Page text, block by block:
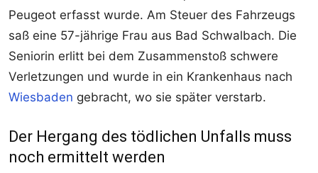
Peugeot erfasst wurde. Am Steuer des Fahrzeugs
saß eine 57-jährige Frau aus Bad Schwalbach. Die
Seniorin erlitt bei dem Zusammenstoß schwere
Verletzungen und wurde in ein Krankenhaus nach
Wiesbaden gebracht, wo sie später verstarb.
Der Hergang des tödlichen Unfalls muss
noch ermittelt werden